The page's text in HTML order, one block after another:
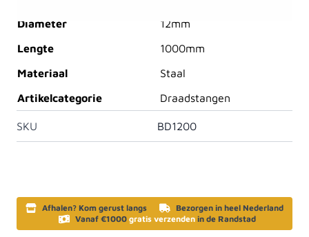
Diameter
12mm
Lengte
1000mm
Materiaal
Staal
Artikelcategorie
Draadstangen
SKU BD1200
Afhalen? Kom gerust langs
Bezorgen in heel Nederland
Vanaf €1000 gratis verzenden in de Randstad